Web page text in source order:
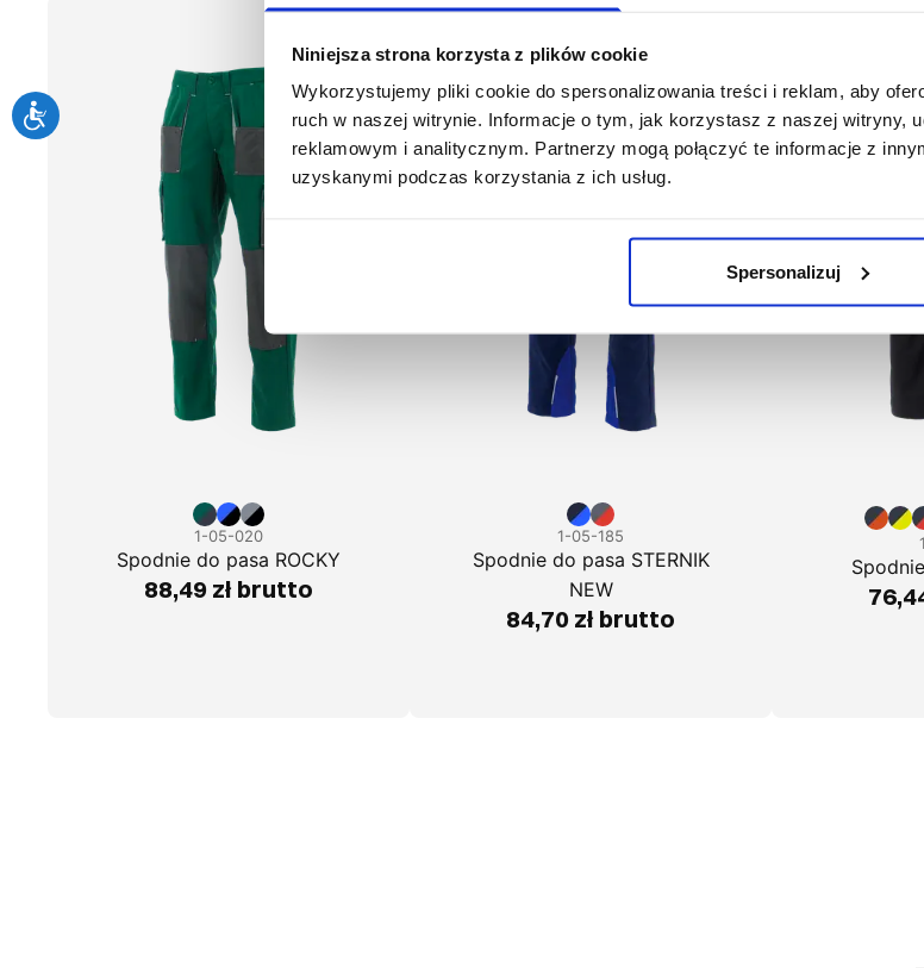
Niniejsza strona korzysta z plików cookie
Wykorzystujemy pliki cookie do spersonalizowania treści i reklam, aby
ruch w naszej witrynie. Informacje o tym, jak korzystasz z naszej witryny,
reklamowym i analitycznym. Partnerzy mogą połączyć te informacje z
uzyskanymi podczas korzystania z ich usług.
Spersonalizuj
1-05-020
Spodnie do pasa ROCKY
88,49 zł brutto
1-05-185
Spodnie do pasa STERNIK
NEW
84,70 zł brutto